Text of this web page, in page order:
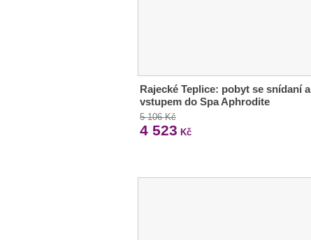
Rajecké Teplice: pobyt se snídaní a
vstupem do Spa Aphrodite
5 106 Kč
4 523 Kč